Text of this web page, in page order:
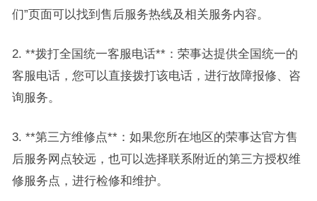
们”页面可以找到售后服务热线及相关服务内容。
2. **拨打全国统一客服电话**：荣事达提供全国统一的
客服电话，您可以直接拨打该电话，进行故障报修、咨
询服务。
3. **第三方维修点**：如果您所在地区的荣事达官方售
后服务网点较远，也可以选择联系附近的第三方授权维
修服务点，进行检修和维护。